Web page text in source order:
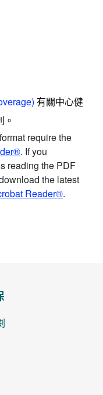
有關中心健
require the
. If you
reading the PDF
the latest
Reader®.